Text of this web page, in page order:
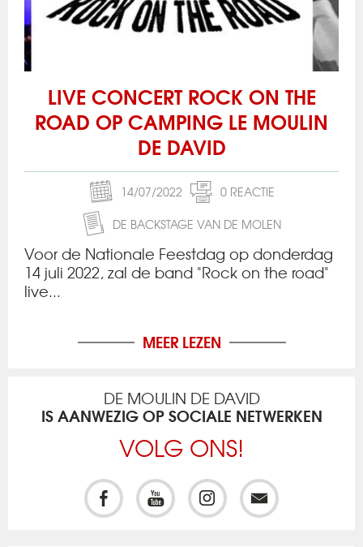
LIVE CONCERT ROCK ON THE
ROAD OP CAMPING LE MOULIN
DE DAVID
14/07/2022
0 REACTIE
DE BACKSTAGE VAN DE MOLEN
Voor de Nationale Feestdag op donderdag
14 juli 2022, zal de band "Rock on the road"
live...
MEER LEZEN
DE MOULIN DE DAVID
IS AANWEZIG OP SOCIALE NETWERKEN
VOLG ONS!